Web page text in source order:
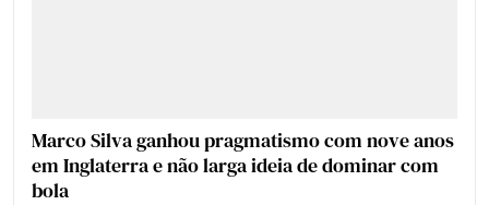
Marco Silva ganhou pragmatismo com nove anos
em Inglaterra e não larga ideia de dominar com
bola